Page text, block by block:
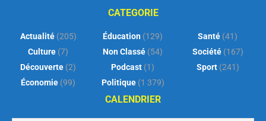
CATEGORIE
Actualité(205)
Culture (7)
Découverte (2)
Économie (99)
Éducation (129)
Non Classé (54)
Podcast (1)
Politique(1 379)
Santé (41)
Société(167)
Sport(241)
CALENDRIER